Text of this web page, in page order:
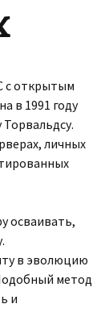
с открытым
в 1991 году
личных
осваивать,
в эволюцию
метод
и